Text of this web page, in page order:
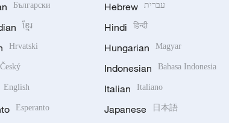
Български
ខ្មែរ
Hrvatski
Český
English
Esperanto
Hebrew עברית
Hindi हिन्दी
Hungarian Magyar
Indonesian Bahasa Indonesia
Italian Italiano
Japanese 日本語